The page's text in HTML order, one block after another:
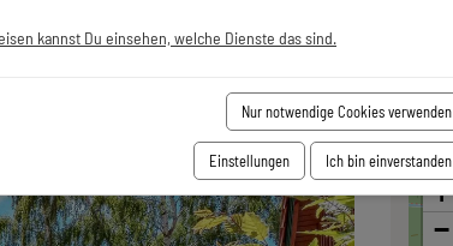
+
−
kannst Du einsehen, welche Dienste das sind.
Nur notwendige Cookies verwenden
Einstellungen Ich bin einverstanden